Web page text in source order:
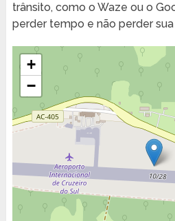
trânsito, como o Waze ou o
perder tempo e não perder
+
−